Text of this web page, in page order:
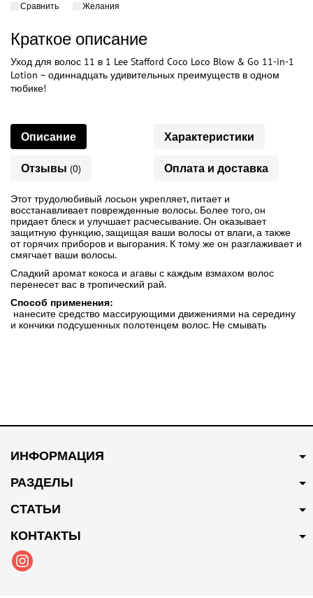
Сравнить
Желания
Краткое описание
Уход для волос 11 в 1 Lee Stafford Coco Loco Blow & Go 11-in-1
Lotion – одиннадцать удивительных преимуществ в одном
тюбике!
Описание Характеристики
Отзывы (0) Оплата и доставка
Этот трудолюбивый лосьон укрепляет, питает и
восстанавливает поврежденные волосы. Более того, он
придает блеск и улучшает расчесывание. Он оказывает
защитную функцию, защищая ваши волосы от влаги, а также
от горячих приборов и выгорания. К тому же он разглаживает и
смягчает ваши волосы.
Сладкий аромат кокоса и агавы с каждым взмахом волос
перенесет вас в тропический рай.
Способ применения:
нанесите средство массирующими движениями на середину
и кончики подсушенных полотенцем волос. Не смывать
ИНФОРМАЦИЯ
РАЗДЕЛЫ
СТАТЬИ
КОНТАКТЫ